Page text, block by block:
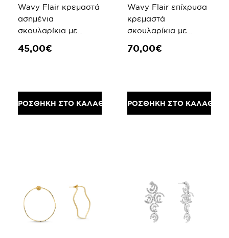
Wavy Flair κρεμαστά
ασημένια
σκουλαρίκια με
45,00€
ΠΡΟΣΘΗΚΗ ΣΤΟ ΚΑΛΑΘΙ
Wavy Flair επίχρυσα
κρεμαστά
σκουλαρίκια με
μοτίφ
70,00€
ΠΡΟΣΘΗΚΗ ΣΤΟ ΚΑΛΑΘΙ